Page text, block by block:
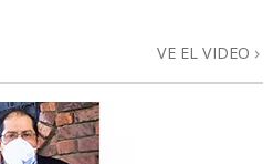
VE EL VIDEO